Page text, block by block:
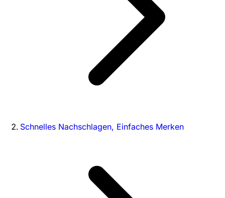
Schnelles Nachschlagen, Einfaches Merken